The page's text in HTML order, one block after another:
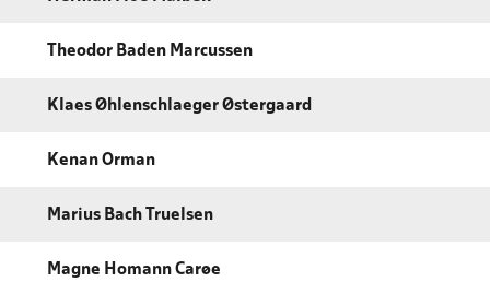
Theodor Baden Marcussen
Klaes Øhlenschlaeger Østergaard
Kenan Orman
Marius Bach Truelsen
Magne Homann Carøe